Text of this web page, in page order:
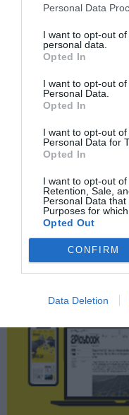
Personal Data
I want to opt-out
personal data.
Opted In
I want to opt-out
Personal Data.
Opted In
I want to opt-out
Personal Data for
Opted In
I want to opt-out of
Retention, Sale,
Personal Data
Purposes for
Opted Out
CONFIRM
Data Deletion
Índex2P
FC Barcelona
Publicidad
2Playbook Club2P